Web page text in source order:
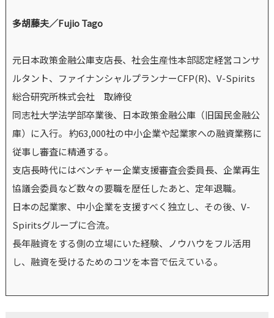
多胡藤夫／Fujio Tago
元日本政策金融公庫支店長、社会生産性本部認定経営コンサ
ルタント、ファイナンシャルプランナーCFP(R)、V-Spirits
総合研究所株式会社 取締役
同志社大学法学部卒業後、日本政策金融公庫（旧国民金融公
庫）に入行。 約63,000社の中小企業や起業家への融資業務に
従事し審査に精通する。
支店長時代にはベンチャー企業支援審査会委員長、企業再生
協議会委員など数々の要職を歴任したあと、定年退職。
日本の起業家、中小企業を支援すべく独立し、その後、V-
Spiritsグループに合流。
長年融資をする側の立場にいた経験、ノウハウをフル活用
し、融資を受けるためのコツを本音で伝えている。